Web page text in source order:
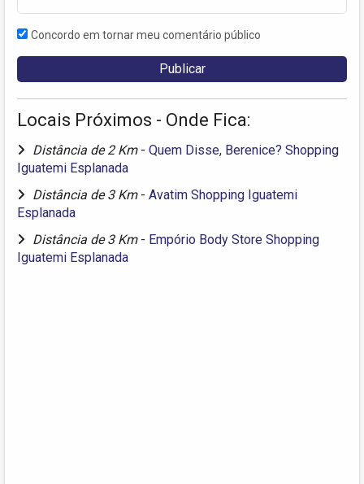
Concordo em tornar meu comentário público
Locais Próximos - Onde Fica:
Distância de 2 Km - Quem Disse, Berenice? Shopping
Iguatemi Esplanada
Distância de 3 Km - Avatim Shopping Iguatemi
Esplanada
Distância de 3 Km - Empório Body Store Shopping
Iguatemi Esplanada